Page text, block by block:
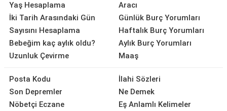
Yaş Hesaplama
İki Tarih Arasındaki Gün
Sayısını Hesaplama
Bebeğim kaç aylık oldu?
Uzunluk Çevirme
Aracı
Günlük Burç Yorumları
Haftalık Burç Yorumları
Aylık Burç Yorumları
Maaş
Posta Kodu
Son Depremler
Nöbetçi Eczane
İlahi Sözleri
Ne Demek
Eş Anlamlı Kelimeler